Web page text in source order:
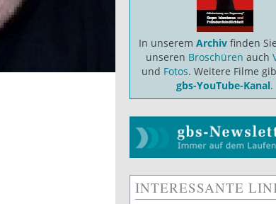
In unseremArchiv finden
unseren Broschüren auch
und Fotos. Weitere Filme
gbs-YouTube-Kanal.
INTERESSANTE